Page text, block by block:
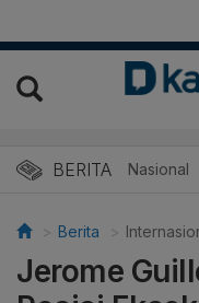
BERITA Nasional
Berita
Jerome